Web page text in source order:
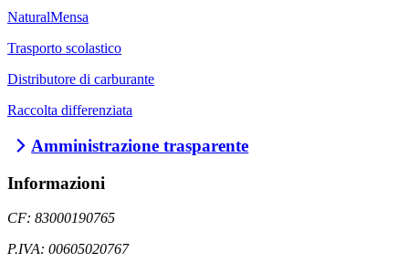
NaturalMensa
Trasporto scolastico
Distributore di carburante
Raccolta differenziata
Amministrazione trasparente
Informazioni
CF: 83000190765
P.IVA: 00605020767